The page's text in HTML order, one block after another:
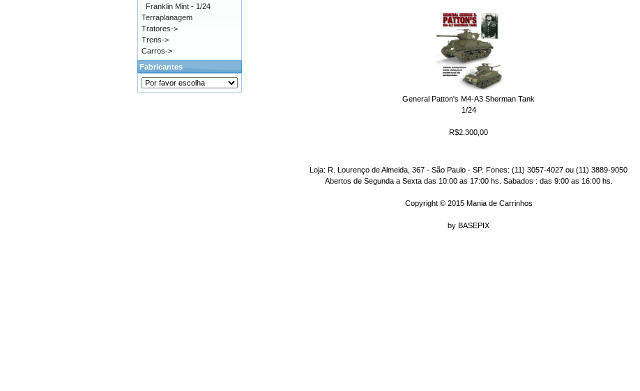
General Patton's M4-A3 Sherman Tank
1/24
R$2.300,00
Franklin Mint - 1/24
Terraplanagem
Tratores->
Trens->
Carros->
Fabricantes
Loja: R. Lourenço de Almeida, 367 - São Paulo - SP. Fones: (11) 3057-4027 ou (11) 3889-9050
Abertos de Segunda a Sexta das 10:00 as 17:00 hs. Sabados : das 9:00 as 16:00 hs.
Copyright © 2015 Mania de Carrinhos
by BASEPIX